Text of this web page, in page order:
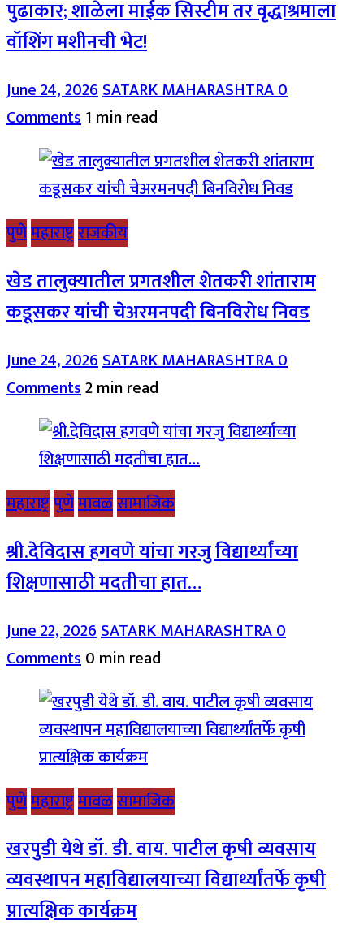
पुढाकार; शाळेला माईक सिस्टीम तर वृद्धाश्रमाला
वॉशिंग मशीनची भेट!
June 24, 2026SATARK MAHARASHTRA0
Comments1 min read
पुणेमहाराष्ट्रराजकीय
खेड तालुक्यातील प्रगतशील शेतकरी शांताराम
कडूसकर यांची चेअरमनपदी बिनविरोध निवड
June 24, 2026SATARK MAHARASHTRA0
Comments2 min read
महाराष्ट्रपुणेमावळसामाजिक
श्री.देविदास हगवणे यांचा गरजु विद्यार्थ्यांच्या
शिक्षणासाठी मदतीचा हात…
June 22, 2026SATARK MAHARASHTRA0
Comments0 min read
पुणेमहाराष्ट्रमावळसामाजिक
खरपुडी येथे डॉ. डी. वाय. पाटील कृषी व्यवसाय
व्यवस्थापन महाविद्यालयाच्या विद्यार्थ्यांतर्फे कृषी
प्रात्यक्षिक कार्यक्रम